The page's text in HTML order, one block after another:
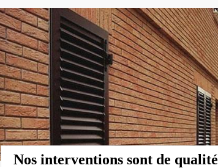
Nos interventions sont de qualité